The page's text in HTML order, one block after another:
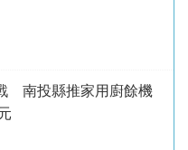
南投縣推家用廚餘機
元